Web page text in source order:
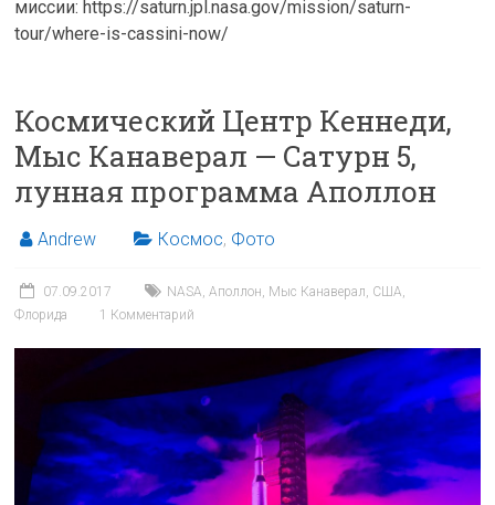
миссии: https://saturn.jpl.nasa.gov/mission/saturn-
tour/where-is-cassini-now/
Космический Центр Кеннеди,
Мыс Канаверал — Сатурн 5,
лунная программа Аполлон
Andrew Космос, Фото
07.09.2017 NASA,Аполлон, Мыс Канаверал, США,
Флорида
1 Комментарий